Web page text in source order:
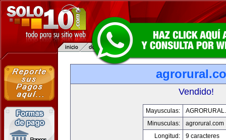
Vendido!
Mayusculas:
Minusculas:
agrorural.com
Longitud:
9 caracteres